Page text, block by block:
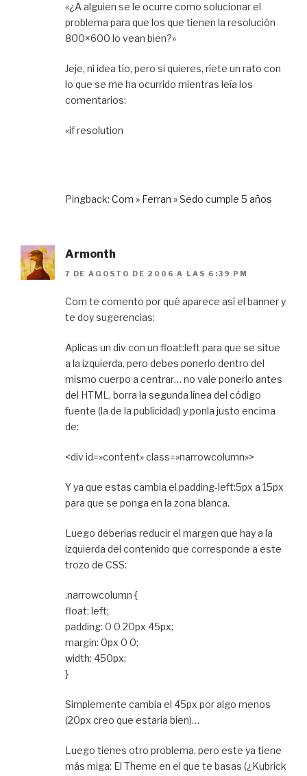
«¿A alguien se le ocurre como solucionar el
problema para que los que tienen la resolución
800×600 lo vean bien?»
Jeje, ni idea tío, pero si quieres, ríete un rato con
lo que se me ha ocurrido mientras leía los
comentarios:
«if resolution
Pingback: Com » Ferran » Sedo cumple 5 años
Armonth
7 DE AGOSTO DE 2006 A LAS 6:39 PM
Com te comento por qué aparece así el banner y
te doy sugerencias:
Aplicas un div con un float:left para que se situe
a la izquierda, pero debes ponerlo dentro del
mismo cuerpo a centrar… no vale ponerlo antes
del HTML, borra la segunda línea del código
fuente (la de la publicidad) y ponla justo encima
de:
<div id=»content» class=»narrowcolumn»>
Y ya que estas cambia el padding-left:5px a 15px
para que se ponga en la zona blanca.
Luego deberias reducir el margen que hay a la
izquierda del contenido que corresponde a este
trozo de CSS:
.narrowcolumn {
float: left;
padding: 0 0 20px 45px;
margin: 0px 0 0;
width: 450px;
}
Simplemente cambia el 45px por algo menos
(20px creo que estaria bien)…
Luego tienes otro problema, pero este ya tiene
más miga: El Theme en el que te basas (¿Kubrick